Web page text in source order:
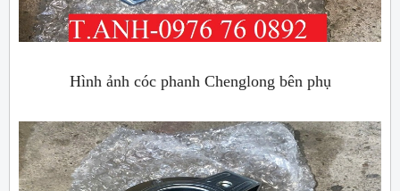
Hình ảnh cóc phanh Chenglong bên phụ